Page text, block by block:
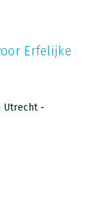
Erfelijke
Utrecht -